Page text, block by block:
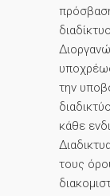
την
κάθε
τους